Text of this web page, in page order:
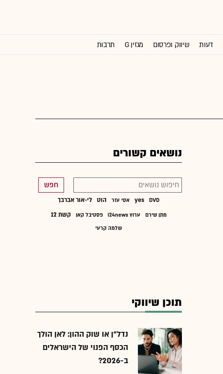
דעות שיווק ופרסום מגזין G תרבות
נושאים קשורים
חפש
DVD
yes אסי עזר הוט לי-אור אברבך
מתן שירם ערוץ i24news פסטיבל קאן קשת 12
שלמה קרעי
תוכן שיווקי
נדל"ן או שוק ההון: לאן הולך
הכסף הפנוי של הישראלים
ב-2026?